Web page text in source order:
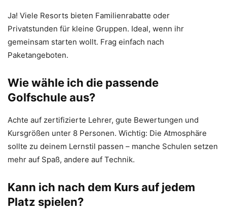
Ja! Viele Resorts bieten Familienrabatte oder
Privatstunden für kleine Gruppen. Ideal, wenn ihr
gemeinsam starten wollt. Frag einfach nach
Paketangeboten.
Wie wähle ich die passende
Golfschule aus?
Achte auf zertifizierte Lehrer, gute Bewertungen und
Kursgrößen unter 8 Personen. Wichtig: Die Atmosphäre
sollte zu deinem Lernstil passen – manche Schulen setzen
mehr auf Spaß, andere auf Technik.
Kann ich nach dem Kurs auf jedem
Platz spielen?